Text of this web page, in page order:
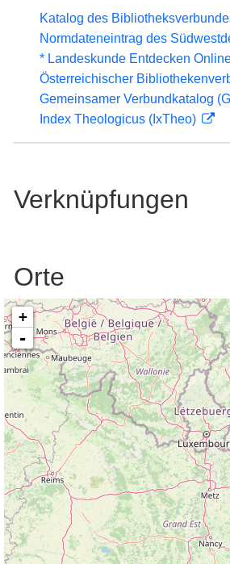
Katalog des
Normdateneintrag des
* Landeskunde Entdecken
Österreichischer
Gemeinsamer Verbundkatalog
Index Theologicus (IxTheo)
Verknüpfungen
Orte
+
-